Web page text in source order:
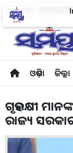
About Us Advertise
ଓଡ଼ିଶା ଜିଲ୍ଲା
ଗୃହରକ୍ଷୀ
ରାଜ୍ୟ